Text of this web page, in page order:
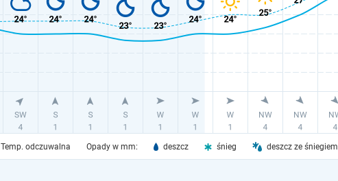
Temp. odczuwalna Opady w mm: deszcz śnieg deszcz ze śniegiem